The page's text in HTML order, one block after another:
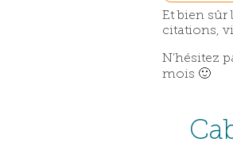
Et bien sûr
citations,
N’hésitez
mois 🙂